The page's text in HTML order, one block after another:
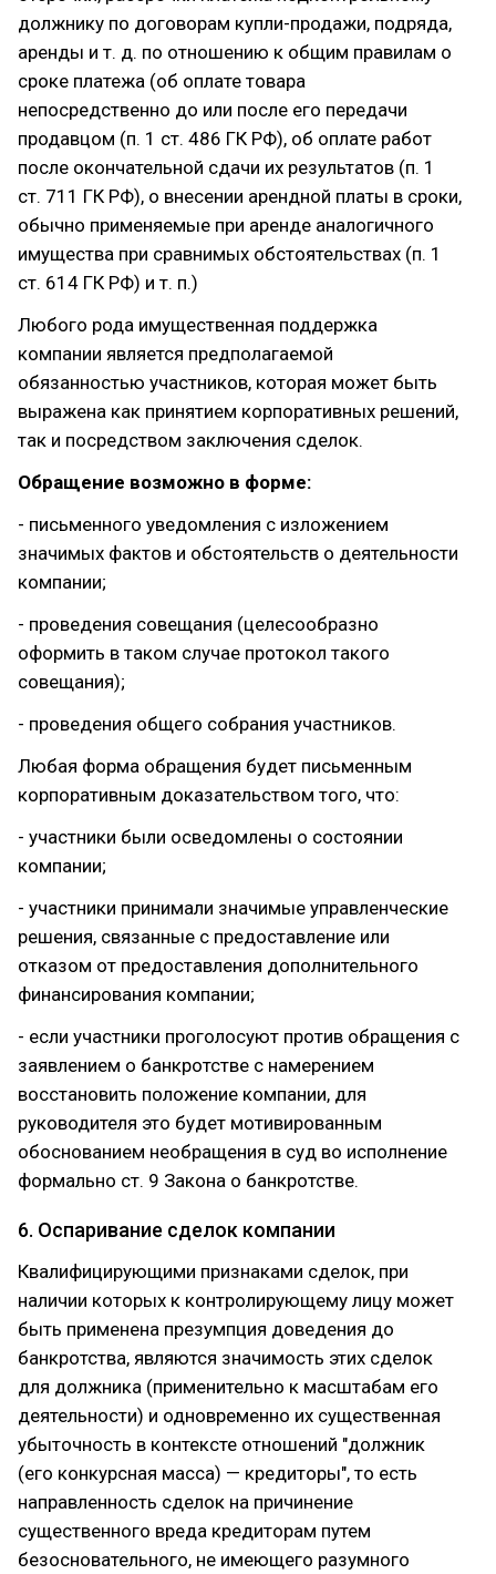
должнику по договорам купли-продажи, подряда,
аренды и т. д. по отношению к общим правилам о
сроке платежа (об оплате товара
непосредственно до или после его передачи
продавцом (п. 1 ст. 486 ГК РФ), об оплате работ
после окончательной сдачи их результатов (п. 1
ст. 711 ГК РФ), о внесении арендной платы в сроки,
обычно применяемые при аренде аналогичного
имущества при сравнимых обстоятельствах (п. 1
ст. 614 ГК РФ) и т. п.)
Любого рода имущественная поддержка
компании является предполагаемой
обязанностью участников, которая может быть
выражена как принятием корпоративных решений,
так и посредством заключения сделок.
Обращение возможно в форме:
- письменного уведомления с изложением
значимых фактов и обстоятельств о деятельности
компании;
- проведения совещания (целесообразно
оформить в таком случае протокол такого
совещания);
- проведения общего собрания участников.
Любая форма обращения будет письменным
корпоративным доказательством того, что:
- участники были осведомлены о состоянии
компании;
- участники принимали значимые управленческие
решения, связанные с предоставление или
отказом от предоставления дополнительного
финансирования компании;
- если участники проголосуют против обращения с
заявлением о банкротстве с намерением
восстановить положение компании, для
руководителя это будет мотивированным
обоснованием необращения в суд во исполнение
формально ст. 9 Закона о банкротстве.
6. Оспаривание сделок компании
Квалифицирующими признаками сделок, при
наличии которых к контролирующему лицу может
быть применена презумпция доведения до
банкротства, являются значимость этих сделок
для должника (применительно к масштабам его
деятельности) и одновременно их существенная
убыточность в контексте отношений "должник
(его конкурсная масса) — кредиторы", то есть
направленность сделок на причинение
существенного вреда кредиторам путем
безосновательного, не имеющего разумного